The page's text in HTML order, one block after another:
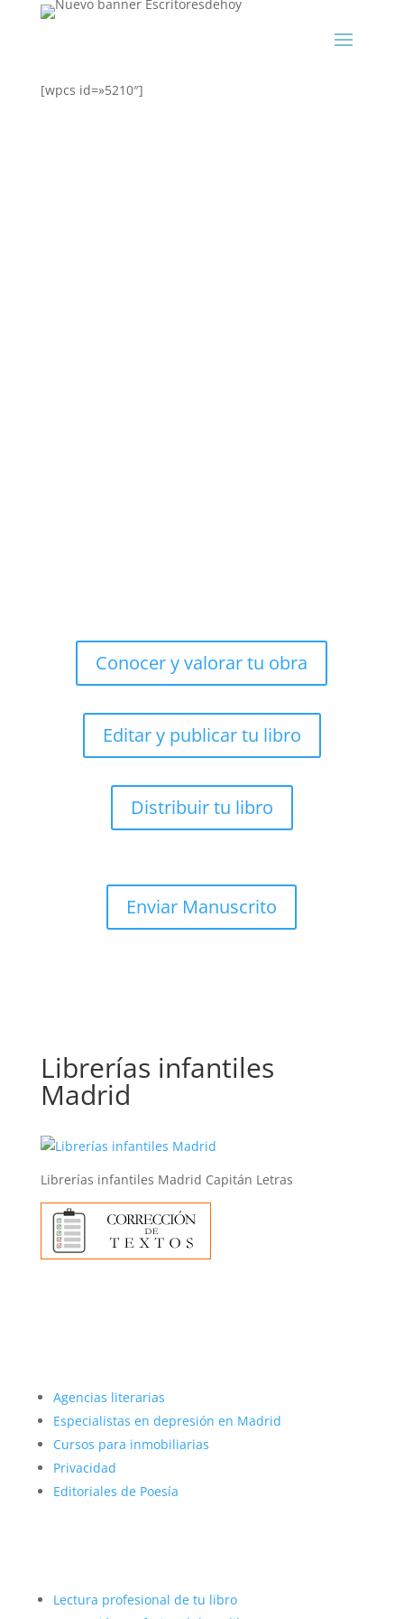
[wpcs id=»5210″]
Conocer y valorar tu obra
Editar y publicar tu libro
Distribuir tu libro
Enviar Manuscrito
Librerías infantiles
Madrid
Librerías infantiles Madrid Capitán Letras
Agencias literarias
Especialistas en depresión en Madrid
Cursos para inmobiliarias
Privacidad
Editoriales de Poesía
Lectura profesional de tu libro